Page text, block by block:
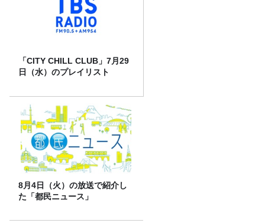
「CITY CHILL CLUB」7月29
日（水）のプレイリスト
8月4日（火）の放送で紹介し
た「都民ニュース」